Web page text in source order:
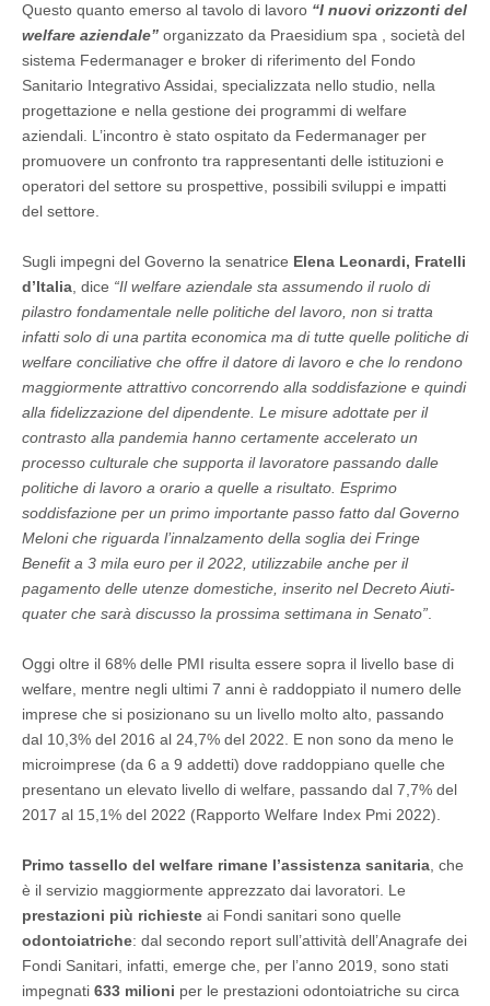
Questo quanto emerso al tavolo di lavoro “I nuovi orizzonti del
welfare aziendale” organizzato da Praesidium spa , società del
sistema Federmanager e broker di riferimento del Fondo
Sanitario Integrativo Assidai, specializzata nello studio, nella
progettazione e nella gestione dei programmi di welfare
aziendali. L’incontro è stato ospitato da Federmanager per
promuovere un confronto tra rappresentanti delle istituzioni e
operatori del settore su prospettive, possibili sviluppi e impatti
del settore.
Sugli impegni del Governo la senatrice Elena Leonardi, Fratelli
d’Italia, dice “Il welfare aziendale sta assumendo il ruolo di
pilastro fondamentale nelle politiche del lavoro, non si tratta
infatti solo di una partita economica ma di tutte quelle politiche di
welfare conciliative che offre il datore di lavoro e che lo rendono
maggiormente attrattivo concorrendo alla soddisfazione e quindi
alla fidelizzazione del dipendente. Le misure adottate per il
contrasto alla pandemia hanno certamente accelerato un
processo culturale che supporta il lavoratore passando dalle
politiche di lavoro a orario a quelle a risultato. Esprimo
soddisfazione per un primo importante passo fatto dal Governo
Meloni che riguarda l’innalzamento della soglia dei Fringe
Benefit a 3 mila euro per il 2022, utilizzabile anche per il
pagamento delle utenze domestiche, inserito nel Decreto Aiuti-
quater che sarà discusso la prossima settimana in Senato”.
Oggi oltre il 68% delle PMI risulta essere sopra il livello base di
welfare, mentre negli ultimi 7 anni è raddoppiato il numero delle
imprese che si posizionano su un livello molto alto, passando
dal 10,3% del 2016 al 24,7% del 2022. E non sono da meno le
microimprese (da 6 a 9 addetti) dove raddoppiano quelle che
presentano un elevato livello di welfare, passando dal 7,7% del
2017 al 15,1% del 2022 (Rapporto Welfare Index Pmi 2022).
Primo tassello del welfare rimane l’assistenza sanitaria, che
è il servizio maggiormente apprezzato dai lavoratori. Le
prestazioni più richieste ai Fondi sanitari sono quelle
odontoiatriche: dal secondo report sull’attività dell’Anagrafe dei
Fondi Sanitari, infatti, emerge che, per l’anno 2019, sono stati
impegnati 633 milioni per le prestazioni odontoiatriche su circa